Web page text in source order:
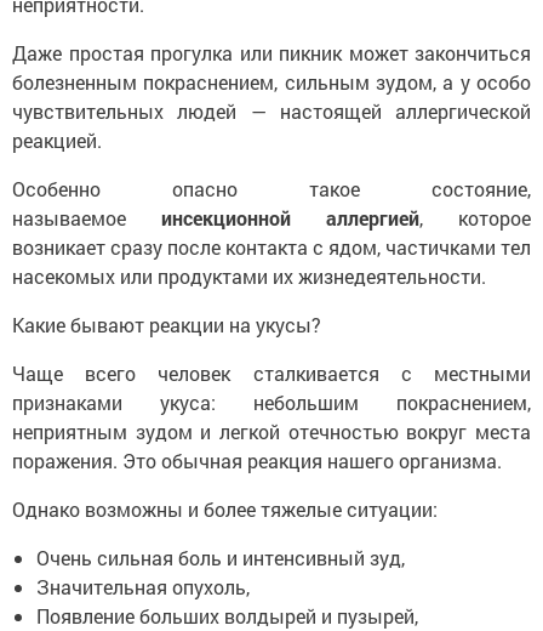
Даже простая прогулка или пикник может закончиться
болезненным покраснением, сильным зудом, а у особо
чувствительных людей — настоящей аллергической
реакцией.
Особенно опасно такое состояние,
называемое инсекционной аллергией, которое
возникает сразу после контакта с ядом, частичками тел
насекомых или продуктами их жизнедеятельности.
Какие бывают реакции на укусы?
Чаще всего человек сталкивается с местными
признаками укуса: небольшим покраснением,
неприятным зудом и легкой отечностью вокруг места
поражения. Это обычная реакция нашего организма.
Однако возможны и более тяжелые ситуации:
Очень сильная боль и интенсивный зуд,
Значительная опухоль,
Появление больших волдырей и пузырей,